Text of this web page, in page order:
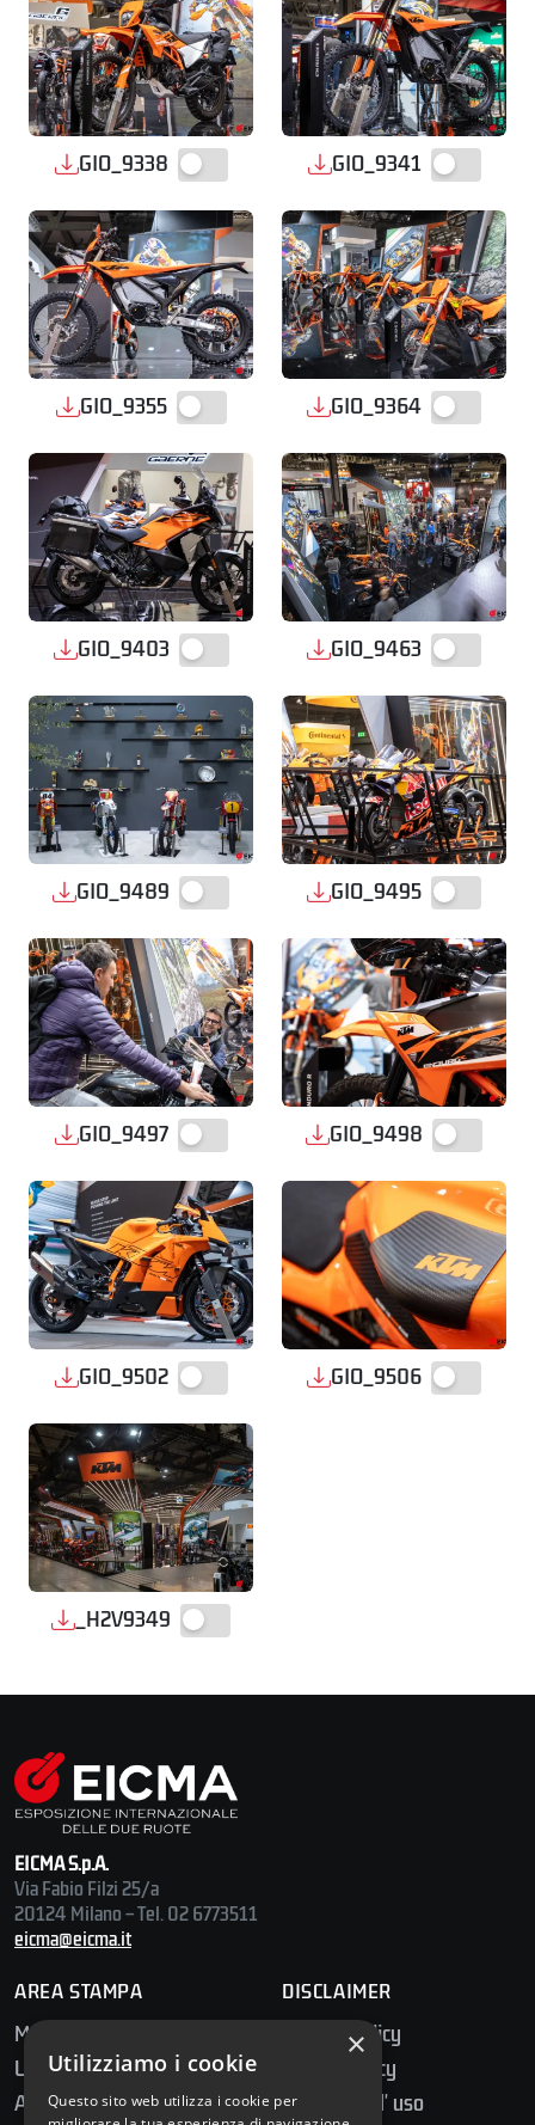
GIO_9338 GIO_9341
GIO_9355 GIO_9364
GIO_9403 GIO_9463
GIO_9489 GIO_9495
GIO_9497 GIO_9498
GIO_9502 GIO_9506
_H2V9349
EICMA S.p.A.
Via Fabio Filzi 25/a
20124 Milano – Tel. 02 6773511
eicma@eicma.it
AREA STAMPA
Media Center
Ufficio Stampa
Accredito Stampa
DISCLAIMER
Privacy Policy
Cookie Policy
Condizioni d' uso
×
Utilizziamo i cookie
Questo sito web utilizza i cookie per